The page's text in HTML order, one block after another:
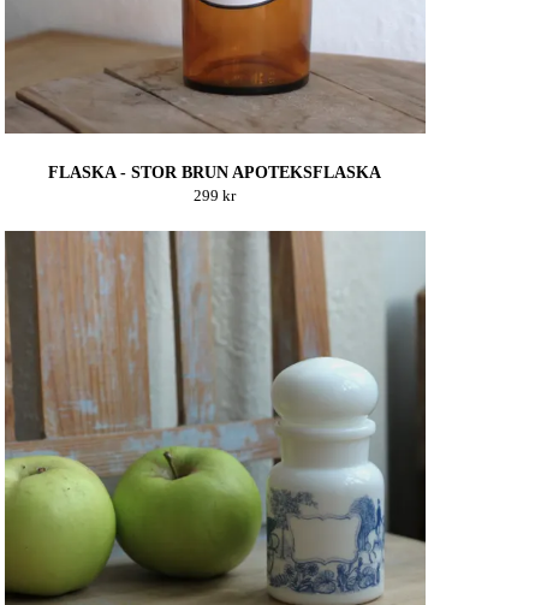
FLASKA - STOR BRUN APOTEKSFLASKA
299 kr